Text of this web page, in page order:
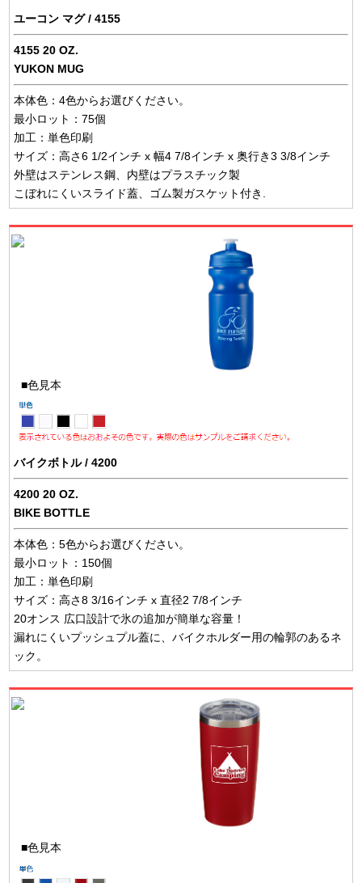
ユーコン マグ / 4155
4155 20 OZ.
YUKON MUG
本体色：4色からお選びください。
最小ロット：75個
加工：単色印刷
サイズ：高さ6 1/2インチ x 幅4 7/8インチ x 奥行き3 3/8インチ
外壁はステンレス鋼、内壁はプラスチック製
こぼれにくいスライド蓋、ゴム製ガスケット付き.
■色見本
バイクボトル / 4200
4200 20 OZ.
BIKE BOTTLE
本体色：5色からお選びください。
最小ロット：150個
加工：単色印刷
サイズ：高さ8 3/16インチ x 直径2 7/8インチ
20オンス 広口設計で氷の追加が簡単な容量！
漏れにくいプッシュプル蓋に、バイクホルダー用の輪郭のあるネ
ック。
■色見本